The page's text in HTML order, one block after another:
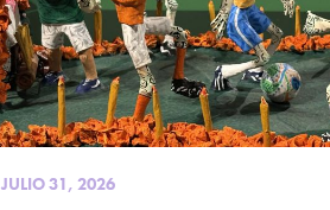
JULIO 31, 2026